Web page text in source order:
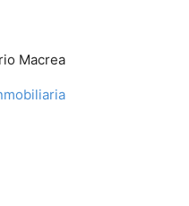
Macrea